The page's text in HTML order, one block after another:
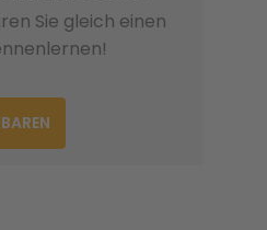
Sie gleich einen